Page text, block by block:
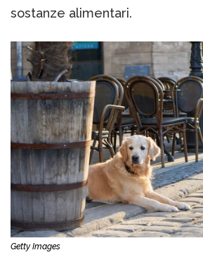
sostanze alimentari.
Getty Images